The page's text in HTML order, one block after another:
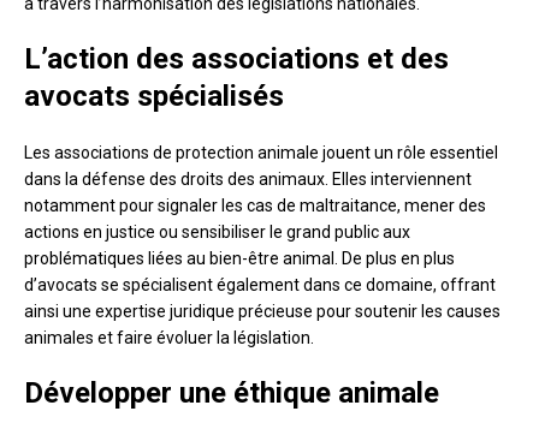
à travers l’harmonisation des législations nationales.
L’action des associations et des
avocats spécialisés
Les associations de protection animale jouent un rôle essentiel
dans la défense des droits des animaux. Elles interviennent
notamment pour signaler les cas de maltraitance, mener des
actions en justice ou sensibiliser le grand public aux
problématiques liées au bien-être animal. De plus en plus
d’avocats se spécialisent également dans ce domaine, offrant
ainsi une expertise juridique précieuse pour soutenir les causes
animales et faire évoluer la législation.
Développer une éthique animale